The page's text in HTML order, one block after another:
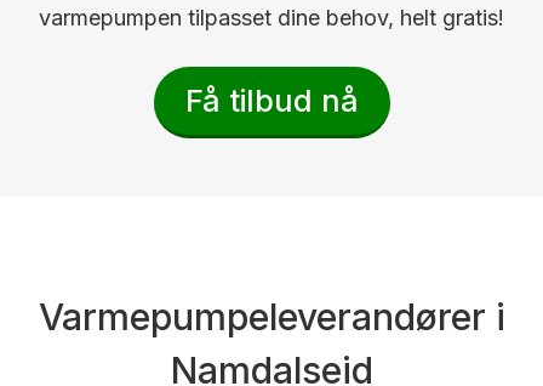
varmepumpen tilpasset dine behov, helt gratis!
Få tilbud nå
Varmepumpeleverandører i
Namdalseid